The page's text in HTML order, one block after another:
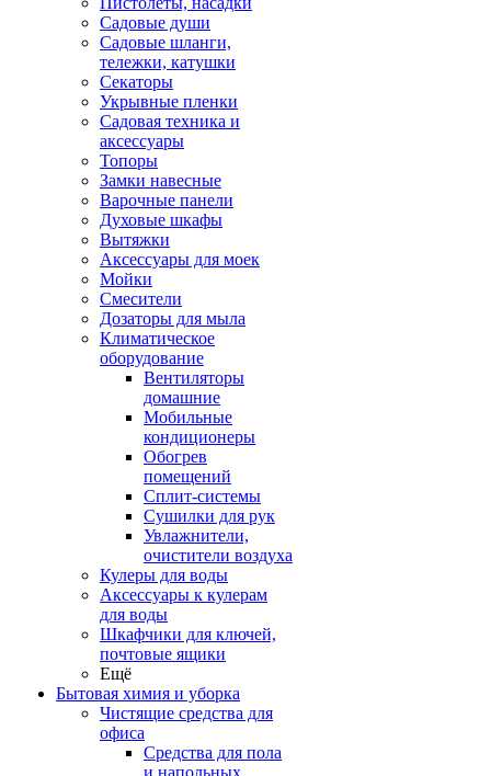
Садовые души
Садовые шланги,
тележки, катушки
Секаторы
Укрывные пленки
Садовая техника и
аксессуары
Топоры
Замки навесные
Варочные панели
Духовые шкафы
Вытяжки
Аксессуары для моек
Мойки
Смесители
Дозаторы для мыла
Климатическое
оборудование
Вентиляторы
домашние
Мобильные
кондиционеры
Обогрев
помещений
Сплит-системы
Сушилки для рук
Увлажнители,
очистители воздуха
Кулеры для воды
Аксессуары к кулерам
для воды
Шкафчики для ключей,
почтовые ящики
Ещё
Бытовая химия и уборка
Чистящие средства для
офиса
Средства для пола
и напольных